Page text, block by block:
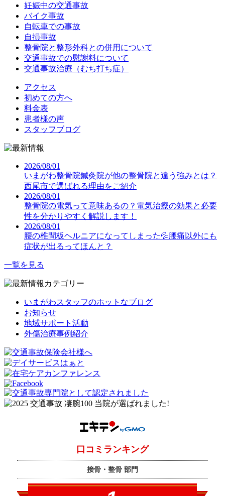
妊娠中の交通事故
バイク事故
自転車での事故
自損事故
整骨院と整形外科との併用について
交通事故での慰謝料について
交通事故治療（むち打ち症）
アクセス
初めての方へ
料金表
患者様の声
スタッフブログ
2026/08/01
いまがわ整骨院鍼灸院が他の整骨院と違う強みとは？
西尾市で選ばれる理由をご紹介
2026/08/01
整骨院の電気って意味あるの？電気治療の効果と必要
性を分かりやすく解説します！
2026/08/01
腰の椎間板ヘルニアになってしまった💦腰痛以外にも
症状が出るってほんと？
一覧を見る
いまがわスタッフのホットなブログ
お知らせ
地域サポート活動
外傷治療事例紹介